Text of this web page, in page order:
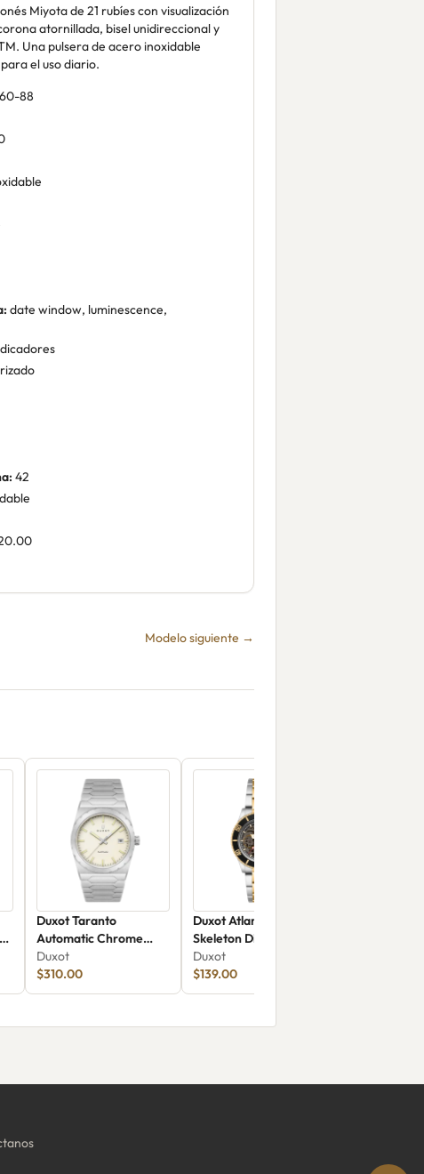
Miyota de 21 rubíes con visualización
atornillada, bisel unidireccional y
Una pulsera de acero inoxidable
el uso diario.
88
date window, luminescence,
42
Modelo siguiente →
Duxot Taranto
Automatic Chrome
Glow DX-2081-11
Duxot
$310.00
Duxot Atlantica
Skeleton Diver
Automatic DX-2067-44
Duxot
$139.00